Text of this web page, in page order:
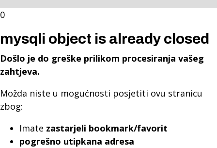
0
mysqli object is already closed
Došlo je do greške prilikom procesiranja vašeg
zahtjeva.
Možda niste u mogućnosti posjetiti ovu stranicu
zbog:
Imate zastarjeli bookmark/favorit
pogrešno utipkana adresa